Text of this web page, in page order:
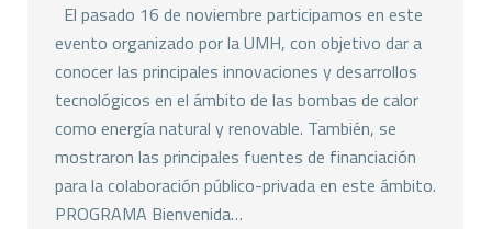
El pasado 16 de noviembre participamos en este
evento organizado por la UMH, con objetivo dar a
conocer las principales innovaciones y desarrollos
tecnológicos en el ámbito de las bombas de calor
como energía natural y renovable. También, se
mostraron las principales fuentes de financiación
para la colaboración público-privada en este ámbito.
PROGRAMA Bienvenida…